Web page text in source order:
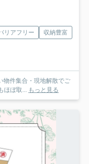
リアフリー
収納豊富
物件集合・現地解散でご
ほぼ取... もっと見る